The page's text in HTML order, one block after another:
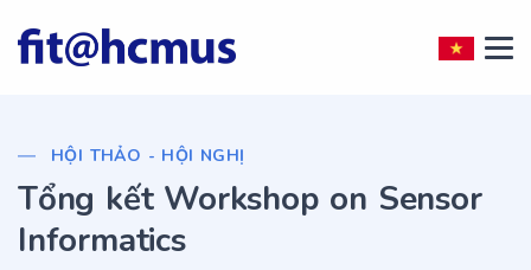
HỘI THẢO - HỘI NGHỊ
Tổng kết Workshop on Sensor
Informatics